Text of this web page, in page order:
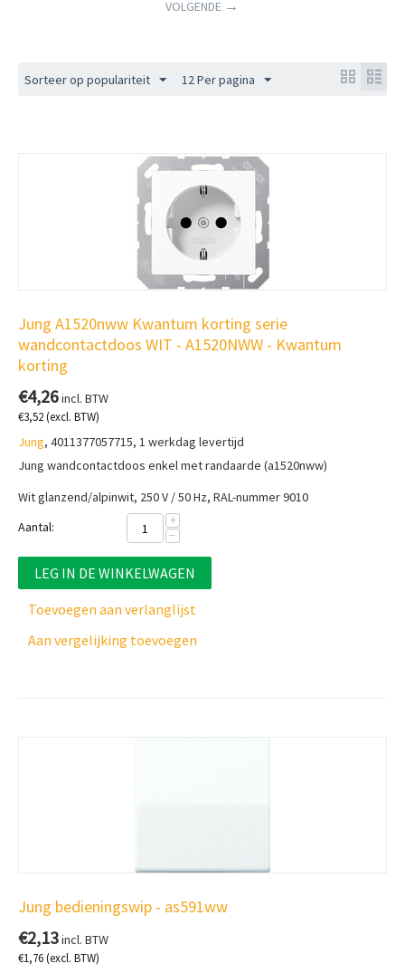
VOLGENDE
Sorteer op populariteit 12 Per pagina
Jung A1520nww Kwantum korting serie
wandcontactdoos WIT - A1520NWW - Kwantum
korting
€4,26incl. BTW
€3,52(excl. BTW)
Jung, 4011377057715, 1 werkdag levertijd
Jung wandcontactdoos enkel met randaarde (a1520nww)
Wit glanzend/alpinwit, 250 V / 50 Hz, RAL-nummer 9010
Aantal:
+
−
LEG IN DE WINKELWAGEN
Toevoegen aan verlanglijst
Aan vergelijking toevoegen
Jung bedieningswip - as591ww
€2,13incl. BTW
€1,76(excl. BTW)